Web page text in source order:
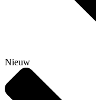
Nieuw